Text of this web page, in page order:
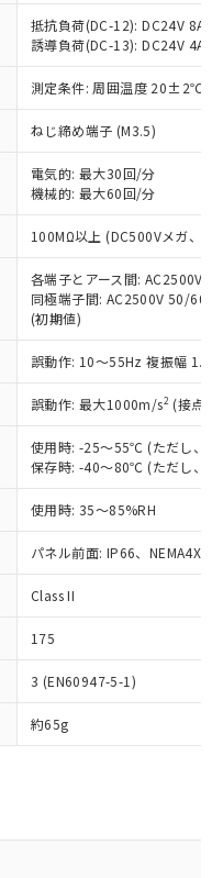
抵抗負荷(DC-12): DC24V 8A/
誘導負荷(DC-13): DC24V 4A/
測定条件: 周囲温度 20±2℃、
ねじ締め端子 (M3.5)
電気的: 最大30回/分
機械的: 最大60回/分
100MΩ以上 (DC500Vメガ、点
各端子とアース間: AC2500V
同極端子間: AC2500V 50/
(初期値)
誤動作: 10～55Hz 複振幅
誤動作: 最大1000m/s2 (接点
使用時: -25～55℃ (ただし、氷
保存時: -40～80℃ (ただし、氷
使用時: 35～85%RH
パネル前面: IP66、NEMA4X,
Class II
175
3 (EN60947-5-1)
約65g
および標準価格
ただくもので
扱商品の中には、
となる商品もある
い。
価格照会結果は、
時点での社内デー
るものであり、閲
際の在庫および標
合があることをご
び標準価格はお客
お客様担当のオ
店・当社販売員に
売店や当社販売拠
ーク
」をご確認
価格結果を当社の
者に漏洩または開
します。
品リスト作成サー
だくには、I-Web
されている必要が
イト上で当社にご
について、当社
用者が、当社の製
るお客様との取
で利用すること
または確認中の
ど無形物で、有
品です。
した場合などや
ります。
1000ppm以下、 カド
ポリ臭化ビフェニル
ジフェニルエーテル類
ビス(2-エチルヘキシ
以下、フタル酸ブチ
、フタル酸ジブチル
酸ジイソブチル
び制御機器に対する
います。
どにより、予定
す。
ロード
ンロードするこ
非含有証明書
酸エステル類４
率が中国RoHSの
します。
率が中国RoHSの
示します。
販売部門へお問
：
、 Cd(カドミウ
ポリ臭化ビフェ
臭化ジフェニルエーテ
、 DIBP(フタル酸ジ
ル酸ブチルベンジ
シル)) : 1000ppm
）のすべてが基
ます。
において有害物
に深刻な影響を
す。
売部門へお問
製品のうち、外国
法に定める商品
という）を輸出
する場合は、日本
たは役務取引許
必要な手続きを
棄する場合は、完
法に輸出されな
講じます。
核兵器、ミサイ
兵器またはその他
製造装置等に一切
第三者に販売する
よび3の内容を当
。また当社は、
係わる関係者が違
がある場合は、取
ん。
キャンセル
庫あり
ないが在庫あり
在庫状況につ
のお取引先、ま
のオムロン制御
社販売員にご確
また在庫状況の
いない機種